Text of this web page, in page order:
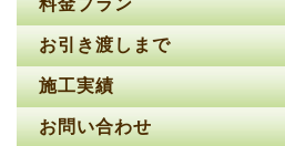
お引き渡しまで
施工実績
お問い合わせ